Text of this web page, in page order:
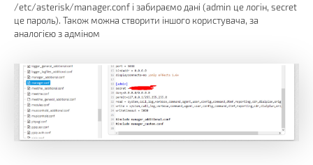
/etc/asterisk/manager.conf і забираємо дані (admin це логін, secret
це пароль). Також можна створити іншого користувача, за
аналогією з адміном